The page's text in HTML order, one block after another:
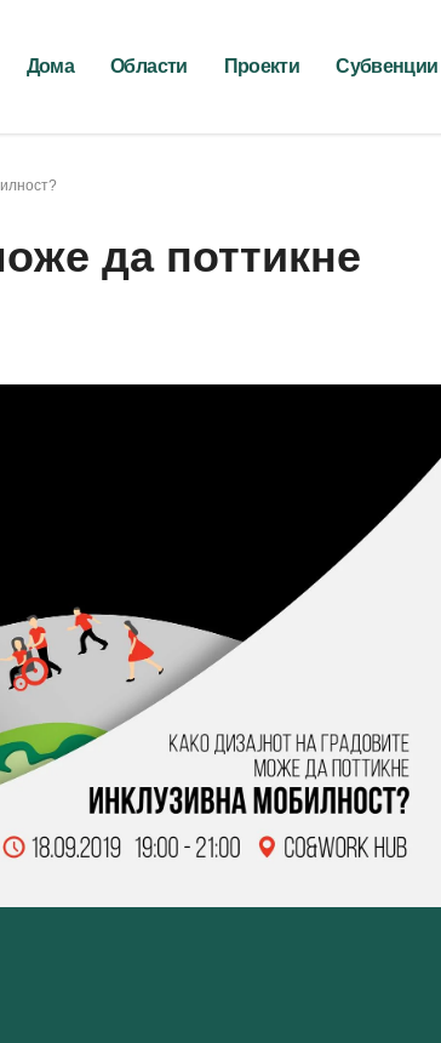
Дома Области Проекти Субвенции
да поттикне